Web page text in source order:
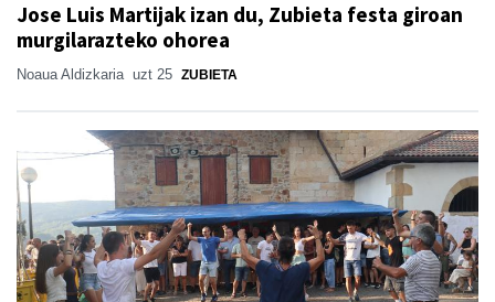
Jose Luis Martijak izan du, Zubieta festa giroan
murgilarazteko ohorea
Noaua Aldizkaria uzt 25 ZUBIETA